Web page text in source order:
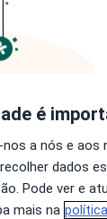
7
é
a nós e
dados
Pode ver e
mais na